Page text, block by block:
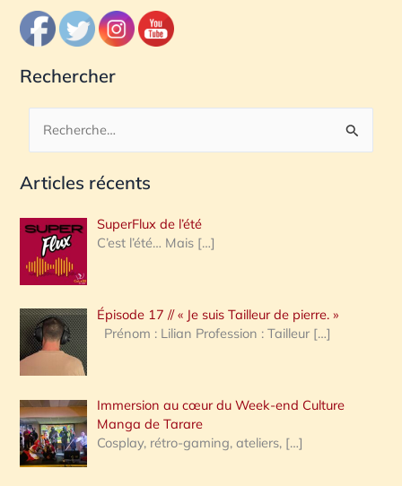
Rechercher
c
e
r
c
h
e
:
Articles récents
SuperFlux de l’été
C’est l’été… Mais […]
Épisode 17 // « Je suis Tailleur de pierre. »
Prénom : Lilian Profession : Tailleur […]
Immersion au cœur du Week-end Culture
Manga de Tarare
Cosplay, rétro-gaming, ateliers, […]